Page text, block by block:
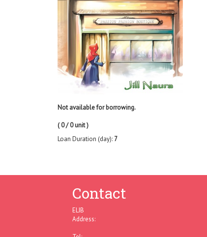
Not available for borrowing.
( 0 / 0 unit )
Loan Duration (day): 7
Contact
ELIB
Address: